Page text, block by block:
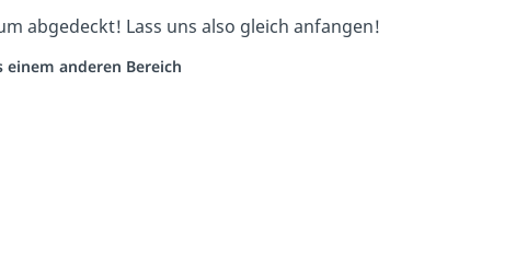
abgedeckt! Lass uns also gleich anfangen!
anderen Bereich